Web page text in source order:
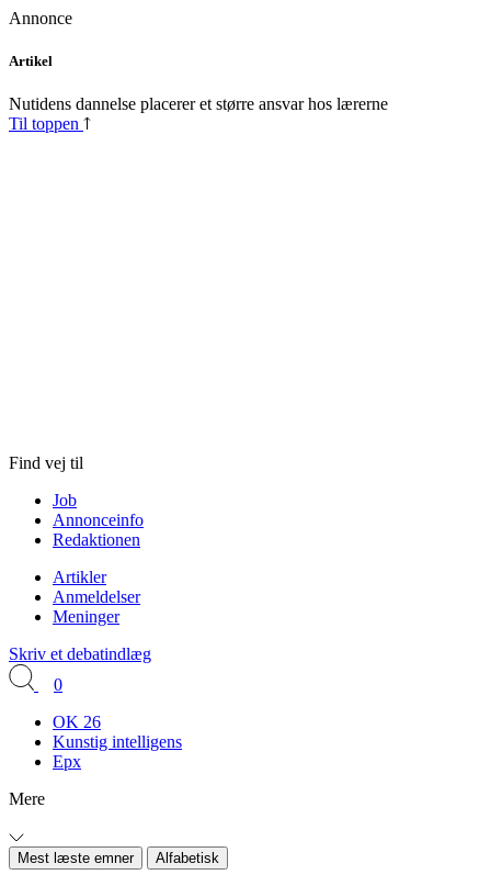
Annonce
Skip
content
Artikel
Nutidens dannelse placerer et større ansvar hos lærerne
Til toppen
Find vej til
Job
Annonceinfo
Redaktionen
Artikler
Anmeldelser
Meninger
Skriv et debatindlæg
0
OK 26
Kunstig intelligens
Epx
Mere
Mest læste emner Alfabetisk